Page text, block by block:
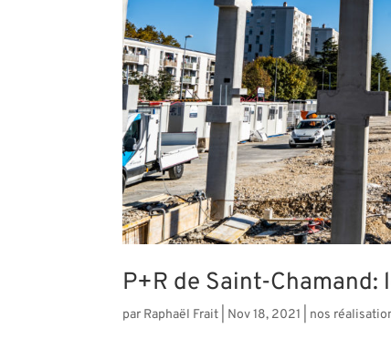
P+R de Saint-Chamand:
par Raphaël Frait Nov 18, 2021 nos